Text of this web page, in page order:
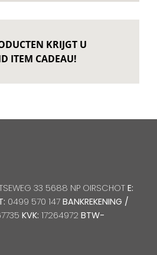
KRIJGT U
ITEM CADEAU!
33 5688 NP OIRSCHOT E:
0499 570 147 BANKREKENING /
KVK: 17264972 BTW-